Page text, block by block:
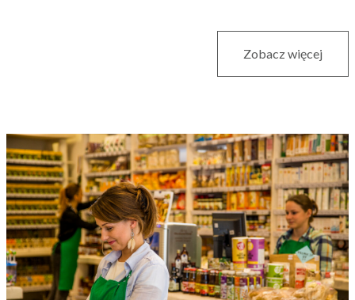
Zobacz więcej